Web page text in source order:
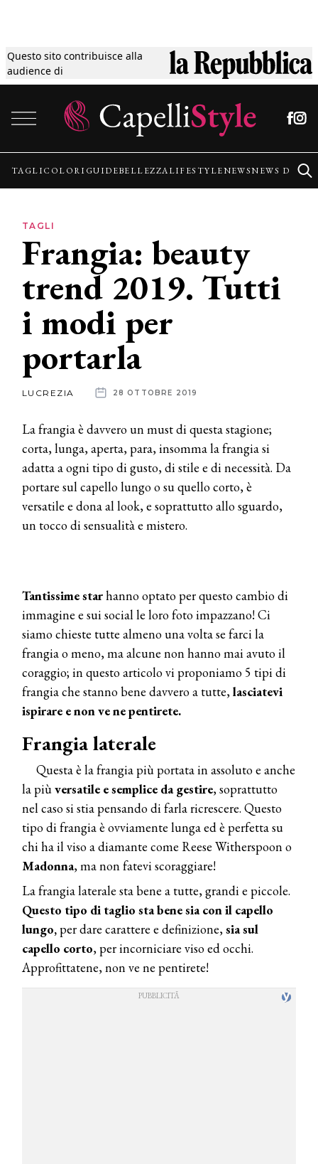
Questo sito contribuisce alla
audience di
Tagli
Colori
Guide
Lifestyle
News
News
dalle
TAGLICOLORI GUIDEBELLEZZALIFESTYLENEWSNEWS
TAGLI
Frangia: beauty
trend 2019. Tutti
i modi per
portarla
LUCREZIA 28 OTTOBRE 2019
La frangia è davvero un must di questa stagione;
corta, lunga, aperta, para, insomma la frangia si
adatta a ogni tipo di gusto, di stile e di necessità. Da
portare sul capello lungo o su quello corto, è
versatile e dona al look, e soprattutto allo sguardo,
un tocco di sensualità e mistero.
Tantissime starhanno optato per questo cambio di
immagine e sui social le loro foto impazzano! Ci
siamo chieste tutte almeno una volta se farci la
frangia o meno, ma alcune non hanno mai avuto il
coraggio; in questo articolo vi proponiamo 5 tipi di
frangia che stanno bene davvero a tutte,lasciatevi
ispirare e non ve ne pentirete.
Frangia laterale
Questa è la frangia più portata in assoluto e anche
la piùversatile e semplice da gestire, soprattutto
nel caso si stia pensando di farla ricrescere. Questo
tipo di frangia è ovviamente lunga ed è perfetta su
chi ha il viso a diamante come Reese Witherspoon o
Madonna, ma non fatevi scoraggiare!
La frangia laterale sta bene a tutte, grandi e piccole.
Questo tipo di taglio sta bene sia con il capello
lungo,per dare carattere e definizione,sia sul
capello corto, per incorniciare viso ed occhi.
Approfittatene, non ve ne pentirete!